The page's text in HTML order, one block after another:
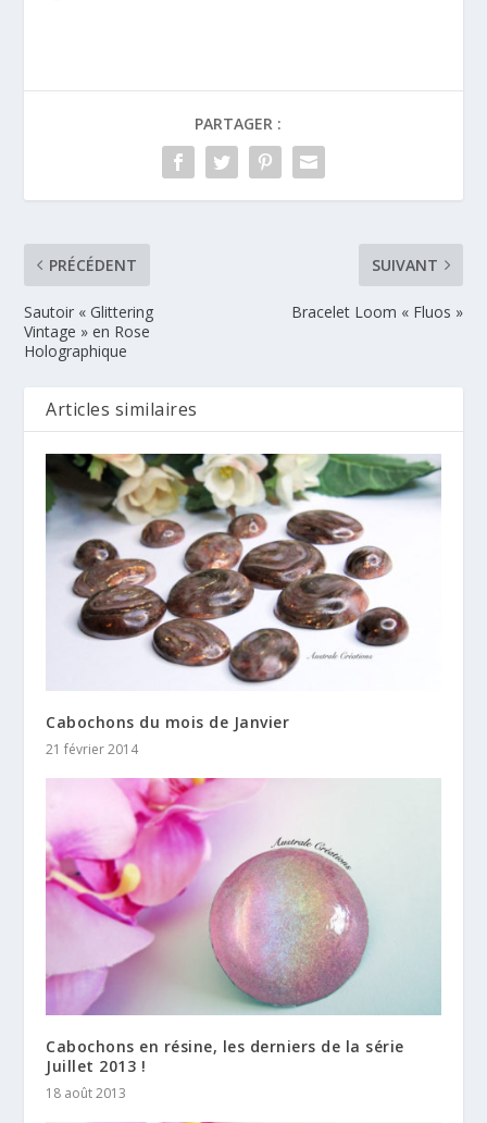
PARTAGER :
PRÉCÉDENT
Sautoir « Glittering
Vintage » en Rose
Holographique
SUIVANT
Bracelet Loom « Fluos »
Articles similaires
Cabochons du mois de Janvier
21 février 2014
Cabochons en résine, les derniers de la série
Juillet 2013 !
18 août 2013